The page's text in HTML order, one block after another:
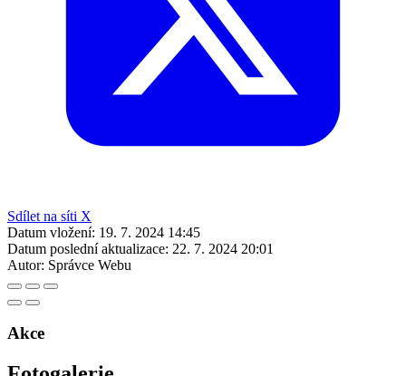
Sdílet na síti X
Datum vložení: 19. 7. 2024 14:45
Datum poslední aktualizace: 22. 7. 2024 20:01
Autor: Správce Webu
Akce